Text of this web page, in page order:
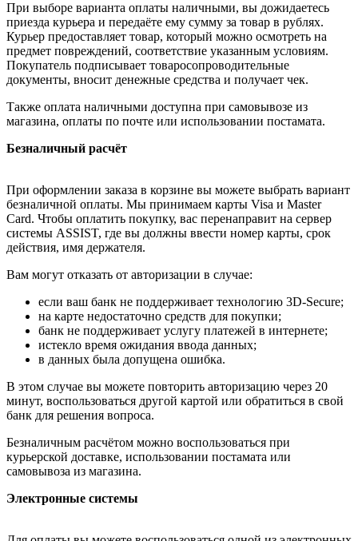
При выборе варианта оплаты наличными, вы дожидаетесь
приезда курьера и передаёте ему сумму за товар в рублях.
Курьер предоставляет товар, который можно осмотреть на
предмет повреждений, соответствие указанным условиям.
Покупатель подписывает товаросопроводительные
документы, вносит денежные средства и получает чек.
Также оплата наличными доступна при самовывозе из
магазина, оплаты по почте или использовании постамата.
Безналичный расчёт
При оформлении заказа в корзине вы можете выбрать вариант
безналичной оплаты. Мы принимаем карты Visa и Master
Card. Чтобы оплатить покупку, вас перенаправит на сервер
системы ASSIST, где вы должны ввести номер карты, срок
действия, имя держателя.
Вам могут отказать от авторизации в случае:
если ваш банк не поддерживает технологию 3D-Secure;
на карте недостаточно средств для покупки;
банк не поддерживает услугу платежей в интернете;
истекло время ожидания ввода данных;
в данных была допущена ошибка.
В этом случае вы можете повторить авторизацию через 20
минут, воспользоваться другой картой или обратиться в свой
банк для решения вопроса.
Безналичным расчётом можно воспользоваться при
курьерской доставке, использовании постамата или
самовывоза из магазина.
Электронные системы